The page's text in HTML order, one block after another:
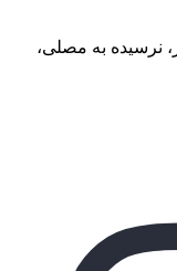
نرسیده به مصلی،